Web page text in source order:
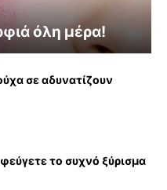
όλη μέρα!
σε αδυνατίζουν
το συχνό ξύρισμα